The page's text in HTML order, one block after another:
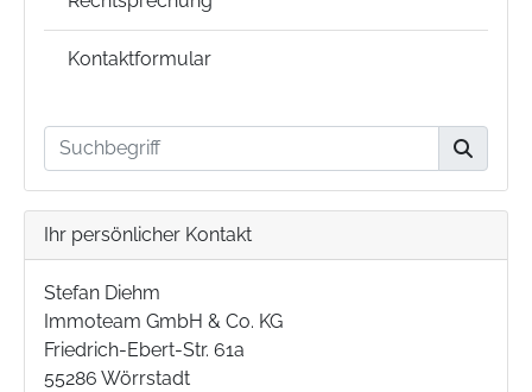
Kontaktformular
Ihr persönlicher Kontakt
Stefan Diehm
Immoteam GmbH & Co. KG
Friedrich-Ebert-Str. 61a
55286 Wörrstadt